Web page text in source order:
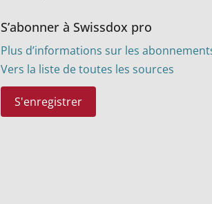
S’abonner à Swissdox pro
Plus d’informations sur les
Vers la liste de toutes les sources
S'enregistrer